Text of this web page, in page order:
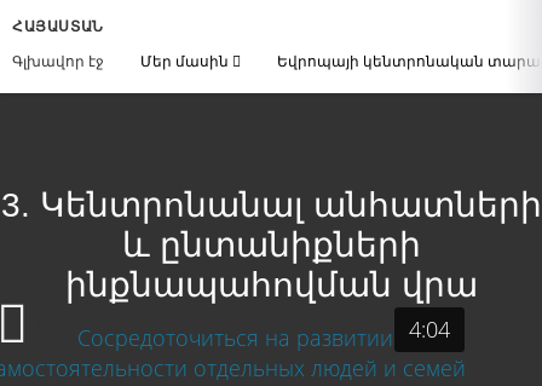
ՀԱՅԱՍՏԱՆ
Գլխավոր էջ
Մեր մասին Եվրոպայի կենտրոնական
3. Կենտրոնանալ անհատների
և ընտանիքների
ինքնապահովման վրա
4:04